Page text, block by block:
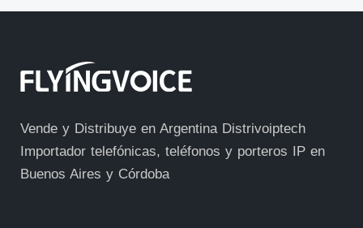
Vende y Distribuye en Argentina Distrivoiptech
Importador telefónicas, teléfonos y porteros IP en
Buenos Aires y Córdoba